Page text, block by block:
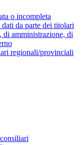
o incompleta
da parte dei titolari
amministrazione, di
regionali/provinciali